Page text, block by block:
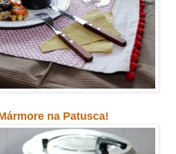
na Patusca!